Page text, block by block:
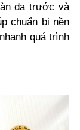
da trước và
chuẩn bị nền
quá trình